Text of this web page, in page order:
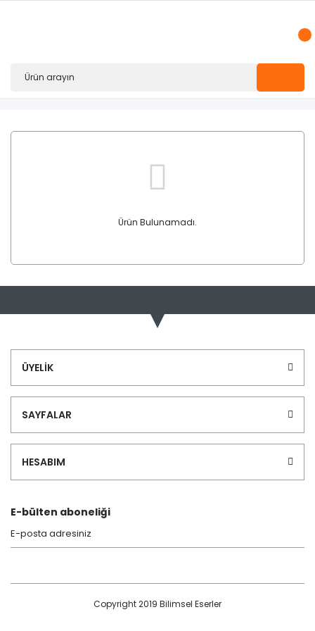
Ürün Bulunamadı.
ÜYELİK
SAYFALAR
HESABIM
E-bülten aboneliği
Copyright 2019 Bilimsel Eserler